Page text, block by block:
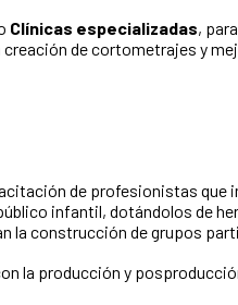
Clínicas especializadas,
de cortometrajes y
de profesionistas que
infantil, dotándolos de
la construcción de grupos
la producción y